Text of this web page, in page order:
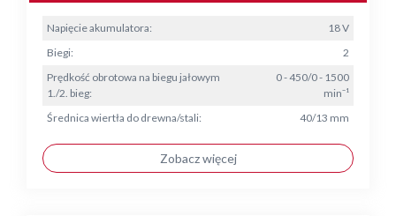
Napięcie akumulatora:
18 V
Biegi:
2
Prędkość obrotowa na biegu jałowym
1./2. bieg:
0 - 450/0 - 1500
min⁻¹
Średnica wiertła do drewna/stali:
40/13 mm
Zobacz więcej